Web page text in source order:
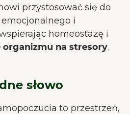
przystosować się do
i
homeostazę i
na stresory.
słowo
to przestrzeń,